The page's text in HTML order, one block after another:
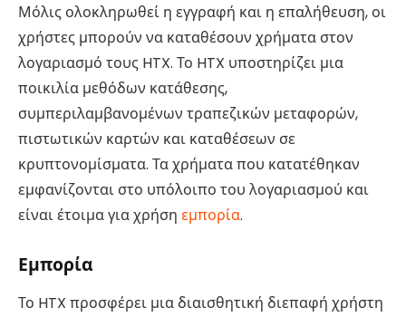
Μόλις ολοκληρωθεί η εγγραφή και η επαλήθευση, οι
χρήστες μπορούν να καταθέσουν χρήματα στον
λογαριασμό τους HTX. Το HTX υποστηρίζει μια
ποικιλία μεθόδων κατάθεσης,
συμπεριλαμβανομένων τραπεζικών μεταφορών,
πιστωτικών καρτών και καταθέσεων σε
κρυπτονομίσματα. Τα χρήματα που κατατέθηκαν
εμφανίζονται στο υπόλοιπο του λογαριασμού και
είναι έτοιμα για χρήση εμπορία.
Εμπορία
Το HTX προσφέρει μια διαισθητική διεπαφή χρήστη